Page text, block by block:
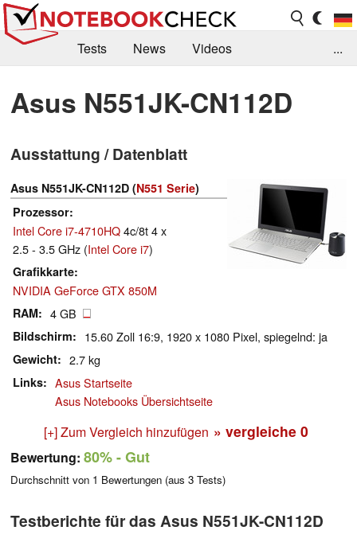
Tests News
Videos
Kaufberatung
Deals Suche
Jobs
Forum
...
Asus N551JK-CN112D
Ausstattung / Datenblatt
Asus N551JK-CN112D (N551 Serie)
Prozessor
Intel Core i7-4710HQ4c/8t 4 x
2.5 - 3.5 GHz (Intel Core i7)
Grafikkarte
NVIDIA GeForce GTX 850M
RAM 4 GB
Bildschirm 15.60 Zoll 16:9, 1920 x 1080 Pixel, spiegelnd: ja
Gewicht 2.7 kg
Links
Asus Startseite
Asus Notebooks Übersichtseite
[+] Zum Vergleich hinzufügen » vergleiche 0
Bewertung: 80%- Gut
Durchschnitt von 1 Bewertungen (aus 3 Tests)
Testberichte für das Asus N551JK-CN112D